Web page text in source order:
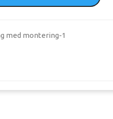
med montering-1